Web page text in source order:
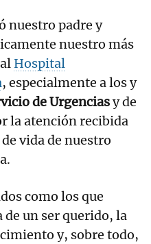
nuestro padre y
nuestro más
Hospital
, especialmente a los y
de Urgenciasy de
la atención recibida
vida de nuestro
como los que
de un ser querido, la
y, sobre todo,